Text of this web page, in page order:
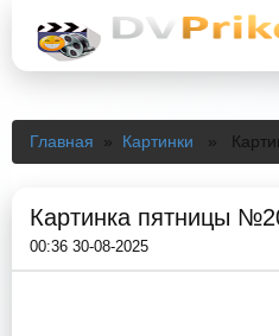
Главная » Картинки »
Картинка пятницы
00:36 30-08-2025